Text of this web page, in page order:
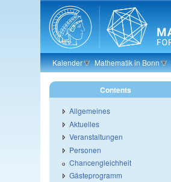
Kalender Mathematik in Bonn
Contents
Allgemeines
Aktuelles
Veranstaltungen
Personen
Chancengleichheit
Gästeprogramm